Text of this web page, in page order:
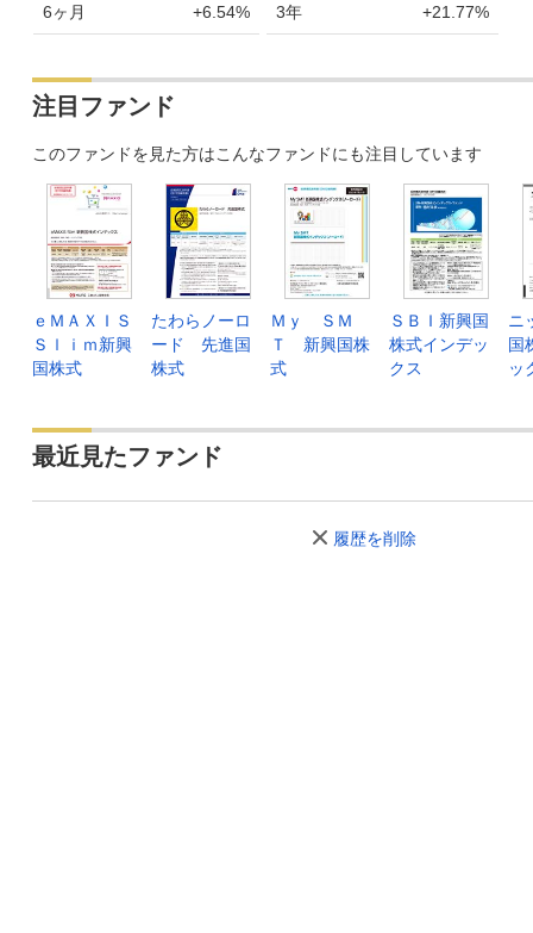
6ヶ月 +6.54% 3年 +21.77%
注目ファンド
このファンドを見た方はこんなファンドにも注目しています
ｅＭＡＸＩＳ
Ｓｌｉｍ新興
国株式
たわらノーロ
ード 先進国
株式
Ｍｙ ＳＭ
Ｔ 新興国株
式
ＳＢＩ新興国
株式インデッ
クス
ニ
国
ッ
最近見たファンド
履歴を削除